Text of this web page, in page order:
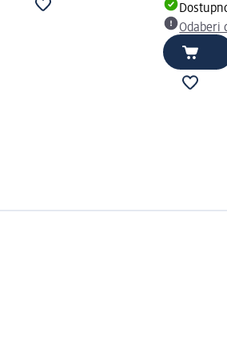
Odaberi